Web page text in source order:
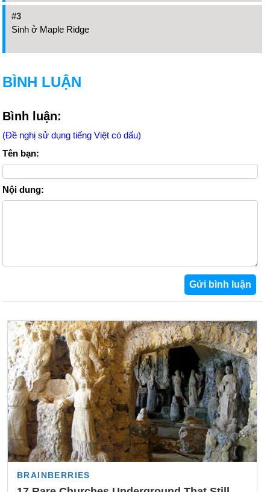
#3
Sinh ở Maple Ridge
BÌNH LUẬN
Bình luận:
(Đề nghị sử dụng tiếng Việt có dấu)
Tên bạn:
Nội dung: